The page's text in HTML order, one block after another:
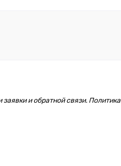
и обратной связи. Политика